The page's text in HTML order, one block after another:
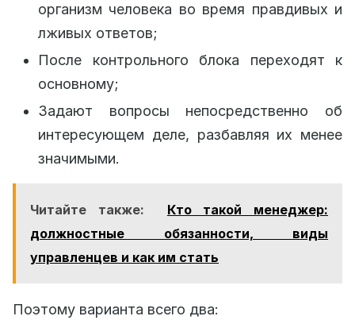
организм человека во время правдивых и
лживых ответов;
После контрольного блока переходят к
основному;
Задают вопросы непосредственно об
интересующем деле, разбавляя их менее
значимыми.
Читайте также:
Кто такой менеджер:
должностные обязанности, виды
управленцев и как им стать
Поэтому варианта всего два: